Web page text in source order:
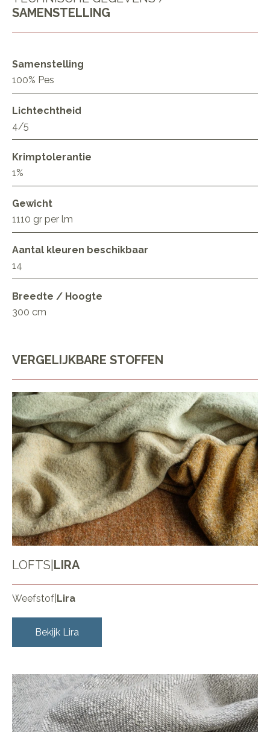
SAMENSTELLING
Samenstelling
100% Pes
Lichtechtheid
4/5
Krimptolerantie
1%
Gewicht
1110 gr per lm
Aantal kleuren beschikbaar
14
Breedte / Hoogte
300 cm
VERGELIJKBARE STOFFEN
LOFTS LIRA
Weefstof Lira
Bekijk Lira